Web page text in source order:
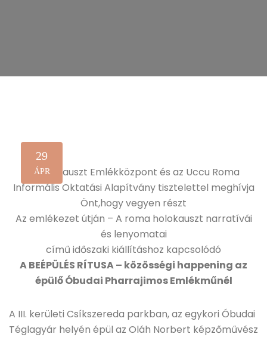
29
ÁPR
A Holokauszt Emlékközpont és az Uccu Roma
Informális Oktatási Alapítvány tisztelettel meghívja
Önt,hogy vegyen részt
Az emlékezet útján – A roma holokauszt narratívái
és lenyomatai
című időszaki kiállításhoz kapcsolódó
A BEÉPÜLÉS RÍTUSA – közösségi happening az
épülő Óbudai Pharrajimos Emlékműnél
A III. kerületi Csíkszereda parkban, az egykori Óbudai
Téglagyár helyén épül az Oláh Norbert képzőművész